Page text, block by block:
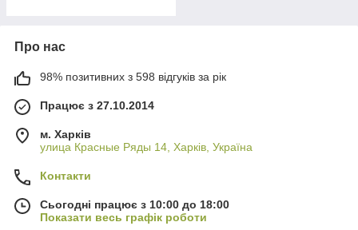
Про нас
98% позитивних з 598 відгуків за рік
Працює з 27.10.2014
м. Харків
улица Красные Ряды 14, Харків, Україна
Контакти
Сьогодні працює з 10:00 до 18:00
Показати весь графік роботи